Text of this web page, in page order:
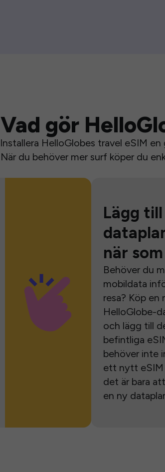
Vad gör
Installera HelloGlobes travel eSIM
När du behöver mer surf köper du
Lägg
när
Behöver du
mobildata
resa? Köp en
HelloGlobe-
och lägg till
befintliga
behöver inte
ett nytt eSIM
det är bara
en ny